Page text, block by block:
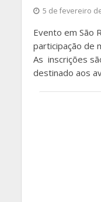
5 de fevereiro
Evento em São
participação de
As inscrições
destinado aos